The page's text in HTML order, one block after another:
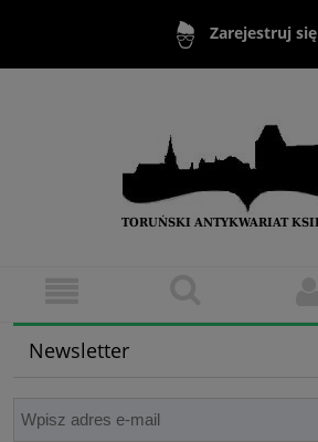
Zarejestruj się
Newsletter